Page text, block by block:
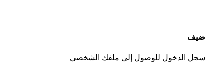
ضيف
سجل الدخول للوصول إلى ملفك الشخصي